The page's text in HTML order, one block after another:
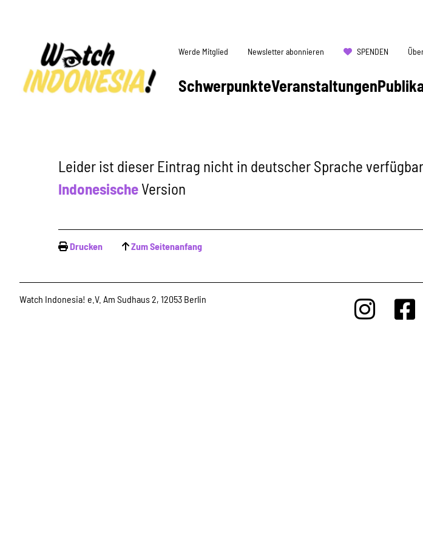
SchwerpunkteVeranstaltungen
Werde Mitglied Newsletter abonnieren SPENDEN
Leider ist dieser Eintrag nicht in deutscher Sprache
Indonesische Version
Drucken Zum Seitenanfang
Watch Indonesia! e.V. Am Sudhaus 2, 12053 Berlin